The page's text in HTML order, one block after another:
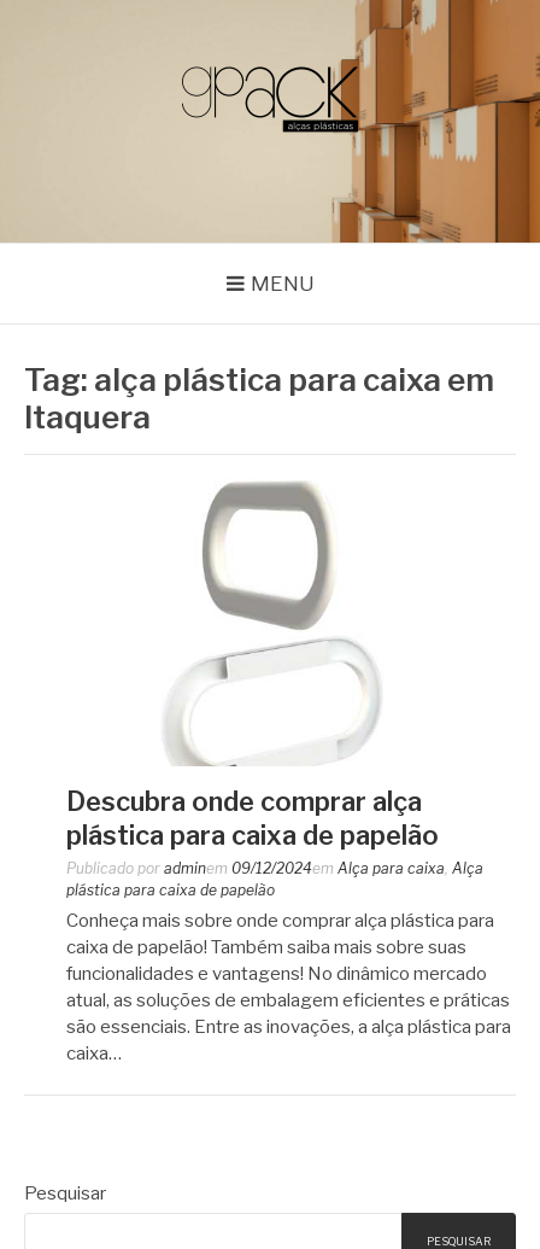
MENU
Tag: alça plástica para caixa em
Itaquera
Descubra onde comprar alça
plástica para caixa de papelão
Publicado por adminem 09/12/2024em Alça para caixa, Alça
plástica para caixa de papelão
Conheça mais sobre onde comprar alça plástica para
caixa de papelão! Também saiba mais sobre suas
funcionalidades e vantagens! No dinâmico mercado
atual, as soluções de embalagem eficientes e práticas
são essenciais. Entre as inovações, a alça plástica para
caixa…
Pesquisar
PESQUISAR